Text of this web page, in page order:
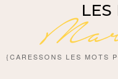
{CARESSONS LES MOTS